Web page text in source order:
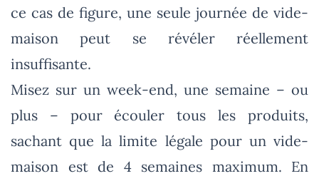
ce cas de figure, une seule journée de vide-
maison peut se révéler réellement
insuffisante.
Misez sur un week-end, une semaine – ou
plus – pour écouler tous les produits,
sachant que la limite légale pour un vide-
maison est de 4 semaines maximum. En